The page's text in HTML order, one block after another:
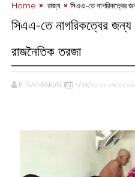
Home ‌ রাজ্য সিএএ-তে নাগরিকত্বের
সিএএ-তে নাগরিকত্বের জন্য
রাজনৈতিক তরজা
E SAMAKALIN ৭/২৪/২০২৫